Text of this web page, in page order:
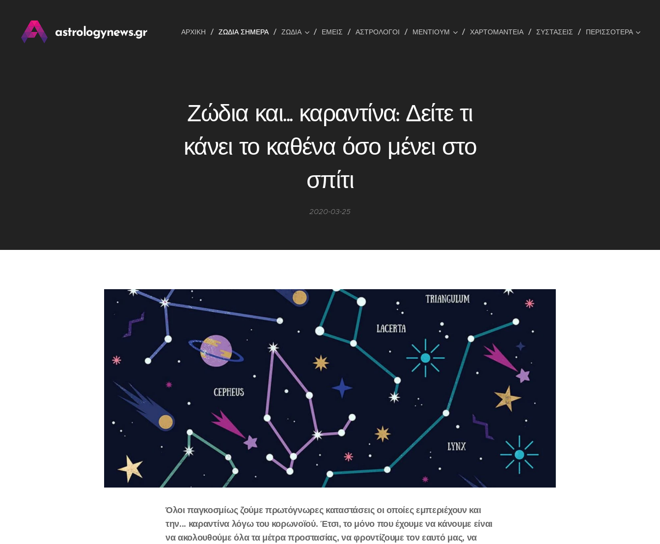
astrologynews.gr ΑΡΧΙΚΉ ΖΩΔΙΑ ΣΗΜΕΡΑ ΖΩΔΙΑ ΕΜΕΊΣ ΑΣΤΡΟΛΌΓΟΙ ΜΕΝΤΙΟΥΜ ΧΑΡΤΟΜΑΝΤΕΙΑ ΣΥΣΤΑΣΕΙΣ ΠΕΡΙΣΣΌΤΕΡΑ
Ζώδια και... καραντίνα: Δείτε τι
κάνει το καθένα όσο μένει στο
σπίτι
2020-03-25
Όλοι παγκοσμίως ζούμε πρωτόγνωρες καταστάσεις οι οποίες εμπεριέχουν και
την... καραντίνα λόγω του κορωνοϊού. Έτσι, το μόνο που έχουμε να κάνουμε είναι
να ακολουθούμε όλα τα μέτρα προστασίας, να φροντίζουμε τον εαυτό μας, να